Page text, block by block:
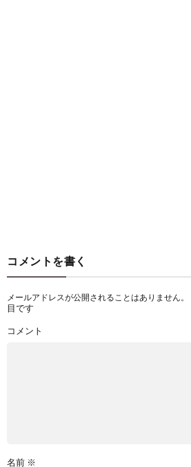
コメントを書く
メールアドレスが公開されることはありません。
目です
コメント
名前 ※